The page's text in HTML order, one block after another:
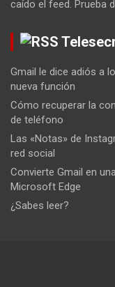
caído el feed. Prueba
Gmail le dice adiós a
nueva función
Cómo recuperar la
de teléfono
Las «Notas» de
red social
Convierte Gmail en
Microsoft Edge
¿Sabes leer?